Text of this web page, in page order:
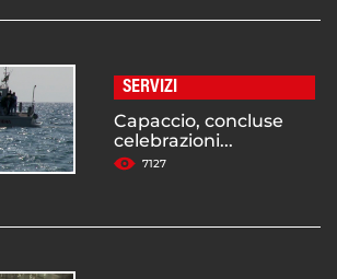
SERVIZI
Capaccio, concluse
celebrazioni...
7127